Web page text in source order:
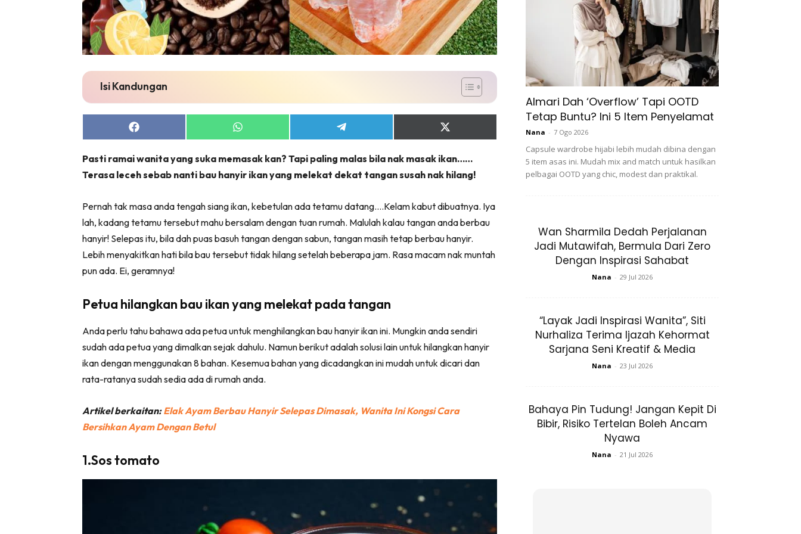
Isi Kandungan
Share
on
Share
on
Share
on
Share
on
(Twitter)
Pasti ramai wanita yang suka memasak kan? Tapi paling malas bila nak masak ikan……
Terasa leceh sebab nanti bau hanyir ikan yang melekat dekat tangan susah nak hilang!
Pernah tak masa anda tengah siang ikan, kebetulan ada tetamu datang….Kelam kabut dibuatnya. Iya
lah, kadang tetamu tersebut mahu bersalam dengan tuan rumah. Malulah kalau tangan anda berbau
hanyir! Selepas itu, bila dah puas basuh tangan dengan sabun, tangan masih tetap berbau hanyir.
Lebih menyakitkan hati bila bau tersebut tidak hilang setelah beberapa jam. Rasa macam nak muntah
pun ada. Ei, geramnya!
Petua hilangkan bau ikan yang melekat pada tangan
Anda perlu tahu bahawa ada petua untuk menghilangkan bau hanyir ikan ini. Mungkin anda sendiri
sudah ada petua yang dimalkan sejak dahulu. Namun berikut adalah solusi lain untuk hilangkan hanyir
ikan dengan menggunakan 8 bahan. Kesemua bahan yang dicadangkan ini mudah untuk dicari dan
rata-ratanya sudah sedia ada di rumah anda.
Artikel berkaitan:Elak Ayam Berbau Hanyir Selepas Dimasak, Wanita Ini Kongsi Cara
Bersihkan Ayam Dengan Betul
1.Sos tomato
Almari Dah ‘Overflow’ Tapi OOTD
Tetap Buntu? Ini 5 Item Penyelamat
Nana - 7 Ogo 2026
Capsule wardrobe hijabi lebih mudah dibina dengan
5 item asas ini. Mudah mix and match untuk hasilkan
pelbagai OOTD yang chic, modest dan praktikal.
Wan Sharmila Dedah Perjalanan
Jadi Mutawifah, Bermula Dari Zero
Dengan Inspirasi Sahabat
Nana - 29 Jul 2026
“Layak Jadi Inspirasi Wanita”, Siti
Nurhaliza Terima Ijazah Kehormat
Sarjana Seni Kreatif & Media
Nana - 23 Jul 2026
Bahaya Pin Tudung! Jangan Kepit Di
Bibir, Risiko Tertelan Boleh Ancam
Nyawa
Nana - 21 Jul 2026